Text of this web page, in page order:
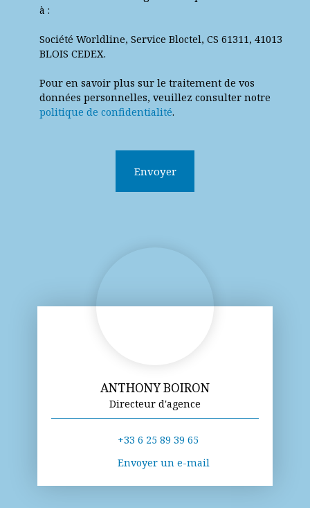
à :
Société Worldline, Service Bloctel, CS 61311, 41013
BLOIS CEDEX.
Pour en savoir plus sur le traitement de vos
données personnelles, veuillez consulter notre
politique de confidentialité.
Envoyer
ANTHONY BOIRON
Directeur d'agence
+33 6 25 89 39 65
Envoyer un e-mail